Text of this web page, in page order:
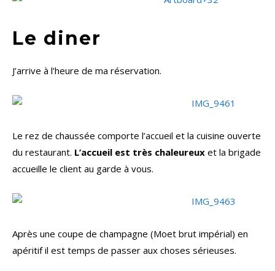
Le diner
J’arrive à l’heure de ma réservation.
Le rez de chaussée comporte l’accueil et la cuisine ouverte
du restaurant. L’accueil est très chaleureux et la brigade
accueille le client au garde à vous.
Après une coupe de champagne (Moet brut impérial) en
apéritif il est temps de passer aux choses sérieuses.